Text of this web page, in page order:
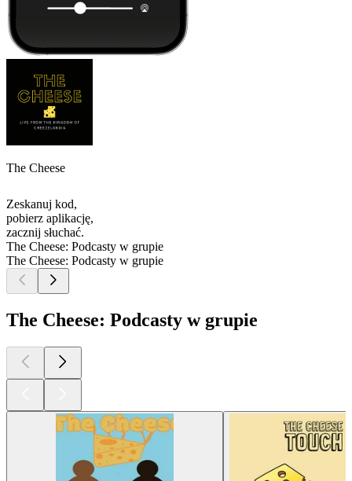
The Cheese
Zeskanuj kod,
pobierz aplikację,
zacznij słuchać.
The Cheese: Podcasty w grupie
The Cheese: Podcasty w grupie
The Cheese: Podcasty w grupie